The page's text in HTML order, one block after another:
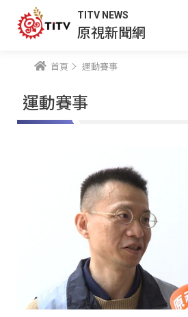
TITV NEWS
原視新聞網
首頁 運動賽事
運動賽事